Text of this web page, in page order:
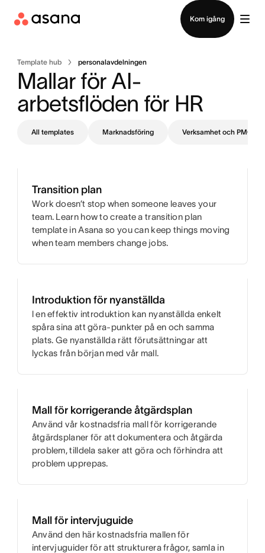
Kom igång
Template hub personalavdelningen
Mallar för AI-
arbetsflöden för HR
All templates Marknadsföring Verksamhet och PMO
Transition plan
Work doesn’t stop when someone leaves your
team. Learn how to create a transition plan
template in Asana so you can keep things moving
when team members change jobs.
Introduktion för nyanställda
l en effektiv introduktion kan nyanställda enkelt
spåra sina att göra-punkter på en och samma
plats. Ge nyanställda rätt förutsättningar att
lyckas från början med vår mall.
Mall för korrigerande åtgärdsplan
Använd vår kostnadsfria mall för korrigerande
åtgärdsplaner för att dokumentera och åtgärda
problem, tilldela saker att göra och förhindra att
problem upprepas.
Mall för intervjuguide
Använd den här kostnadsfria mallen för
intervjuguider för att strukturera frågor, samla in